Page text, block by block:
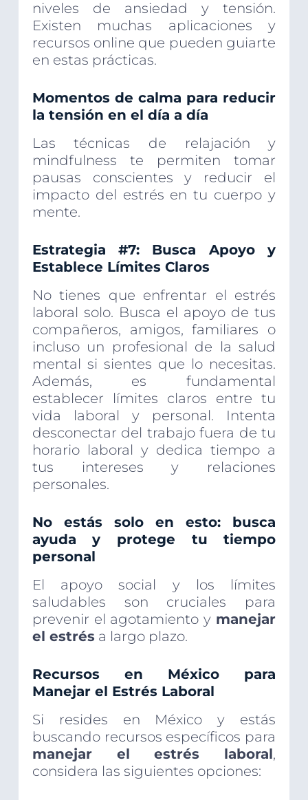
niveles de ansiedad y tensión.
Existen muchas aplicaciones y
recursos online que pueden guiarte
en estas prácticas.
Momentos de calma para reducir
la tensión en el día a día
Las técnicas de relajación y
mindfulness te permiten tomar
pausas conscientes y reducir el
impacto del estrés en tu cuerpo y
mente.
Estrategia #7: Busca Apoyo y
Establece Límites Claros
No tienes que enfrentar el estrés
laboral solo. Busca el apoyo de tus
compañeros, amigos, familiares o
incluso un profesional de la salud
mental si sientes que lo necesitas.
Además, es fundamental
establecer límites claros entre tu
vida laboral y personal. Intenta
desconectar del trabajo fuera de tu
horario laboral y dedica tiempo a
tus intereses y relaciones
personales.
No estás solo en esto: busca
ayuda y protege tu tiempo
personal
El apoyo social y los límites
saludables son cruciales para
prevenir el agotamiento y manejar
el estrés a largo plazo.
Recursos en México para
Manejar el Estrés Laboral
Si resides en México y estás
buscando recursos específicos para
manejar el estrés laboral,
considera las siguientes opciones: